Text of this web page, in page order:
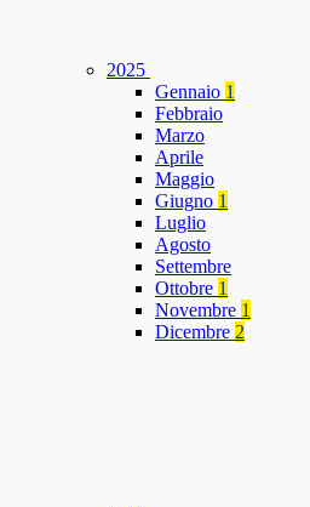
2025
Gennaio 1
Febbraio
Marzo
Aprile
Maggio
Giugno 1
Luglio
Agosto
Settembre
Ottobre 1
Novembre 1
Dicembre 2